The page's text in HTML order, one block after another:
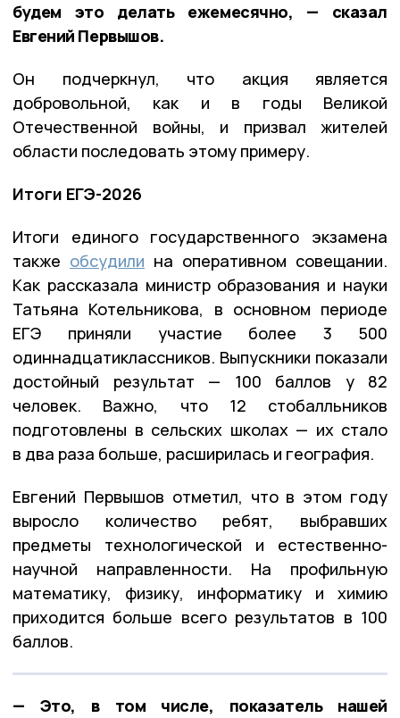
будем это делать ежемесячно, — сказал
Евгений Первышов.
Он подчеркнул, что акция является
добровольной, как и в годы Великой
Отечественной войны, и призвал жителей
области последовать этому примеру.
Итоги ЕГЭ-2026
Итоги единого государственного экзамена
также обсудили на оперативном совещании.
Как рассказала министр образования и науки
Татьяна Котельникова, в основном периоде
ЕГЭ приняли участие более 3 500
одиннадцатиклассников. Выпускники показали
достойный результат — 100 баллов у 82
человек. Важно, что 12 стобалльников
подготовлены в сельских школах — их стало
в два раза больше, расширилась и география.
Евгений Первышов отметил, что в этом году
выросло количество ребят, выбравших
предметы технологической и естественно-
научной направленности. На профильную
математику, физику, информатику и химию
приходится больше всего результатов в 100
баллов.
— Это, в том числе, показатель нашей